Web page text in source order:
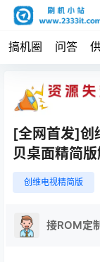
搞机圈 问答
[全网首发]
贝桌面精简
创维电视精简版
接ROM定